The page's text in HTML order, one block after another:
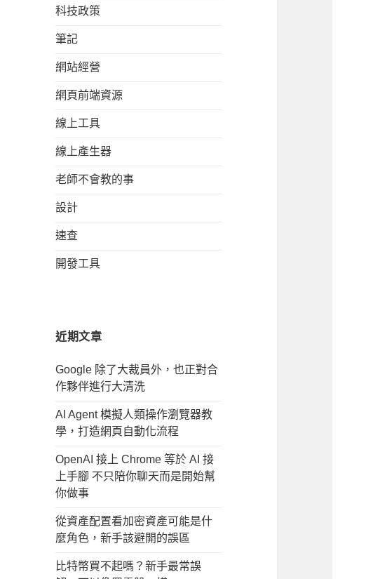
科技政策
筆記
網站經營
網頁前端資源
線上工具
線上產生器
老師不會教的事
設計
速查
開發工具
近期文章
Google 除了大裁員外，也正對合
作夥伴進行大清洗
AI Agent 模擬人類操作瀏覽器教
學，打造網頁自動化流程
OpenAI 接上 Chrome 等於 AI 接
上手腳 不只陪你聊天而是開始幫
你做事
從資產配置看加密資產可能是什
麼角色，新手該避開的誤區
比特幣買不起嗎？新手最常誤